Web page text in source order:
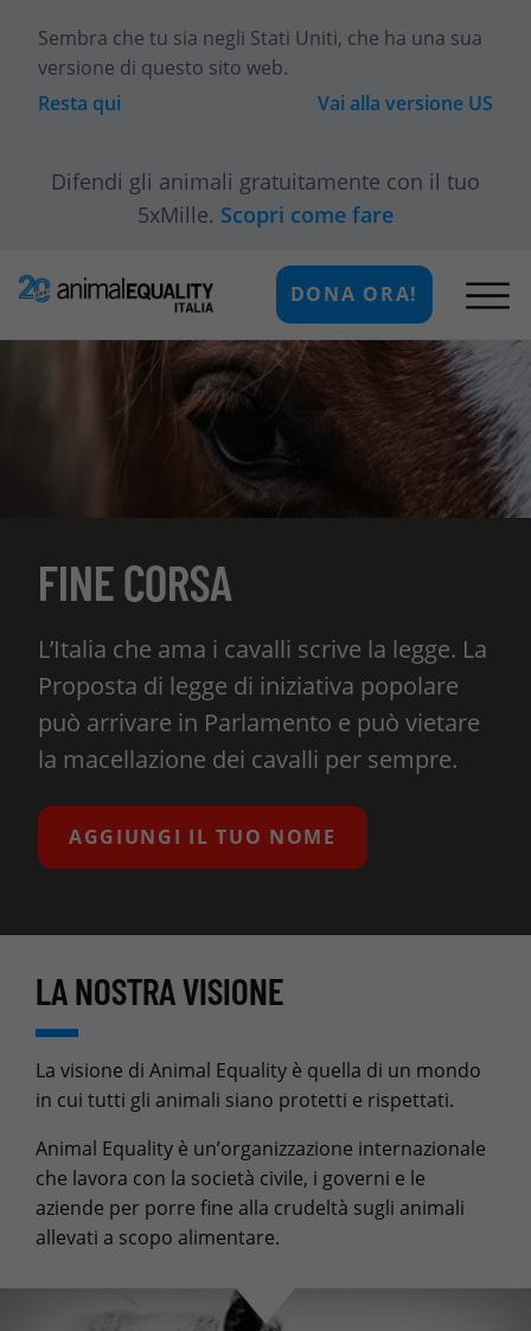
Sembra che tu sia negli Stati Uniti, che ha una sua
versione di questo sito web.
Resta qui
Vai alla versione US
Difendi gli animali gratuitamente con il tuo
5xMille. Scopri come fare
DONA ORA!
FINE CORSA
L’Italia che ama i cavalli scrive la legge. La
Proposta di legge di iniziativa popolare
può arrivare in Parlamento e può vietare
la macellazione dei cavalli per sempre.
AGGIUNGI IL TUO NOME
LA NOSTRA VISIONE
La visione di Animal Equality è quella di un mondo
in cui tutti gli animali siano protetti e rispettati.
Animal Equality è un’organizzazione internazionale
che lavora con la società civile, i governi e le
aziende per porre fine alla crudeltà sugli animali
allevati a scopo alimentare.